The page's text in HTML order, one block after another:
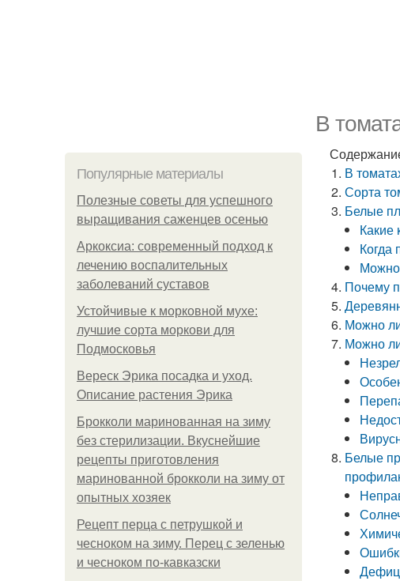
В
Популярные материалы
Полезные советы для успешного
выращивания саженцев осенью
Аркоксиа: современный подход к
лечению воспалительных
заболеваний суставов
Устойчивые к морковной мухе:
лучшие сорта моркови для
Подмосковья
Вереск Эрика посадка и уход.
Описание растения Эрика
Брокколи маринованная на зиму
без стерилизации. Вкуснейшие
рецепты приготовления
маринованной брокколи на зиму от
опытных хозяек
Рецепт перца с петрушкой и
чесноком на зиму. Перец с зеленью
и чесноком по-кавказски
В
Сорта
Белые
Какие
Когда
Почему
Можно
Можно
Белые